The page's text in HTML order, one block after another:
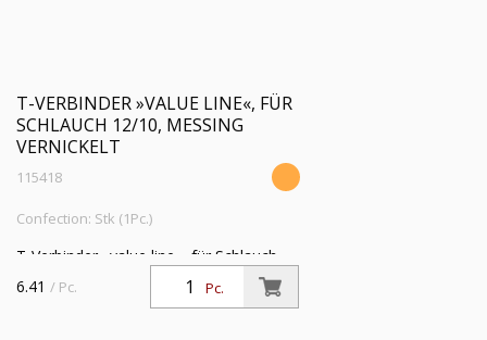
T-VERBINDER »VALUE LINE«, FÜR
SCHLAUCH 12/10, MESSING
VERNICKELT
115418
Confection: Stk (1Pc.)
T-Verbinder »value line«, für Schlauch
12/10 mm, SW 14, Betriebsdruck max.
18 bar, Messing vernickelt
Pc.
6.41 / Pc.